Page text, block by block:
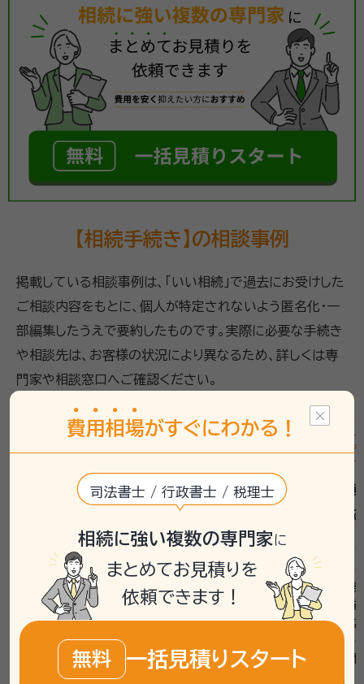
【相続手続き】の相談事例
掲載している相談事例は、「いい相続」で過去にお受けした
ご相談内容をもとに、個人が特定されないよう匿名化・一
部編集したうえで要約したものです。実際に必要な手続き
や相談先は、お客様の状況により異なるため、詳しくは専
門家や相談窓口へご確認ください。
父母の続いた相続で不動産名義
相談者は昨年11月に父を、今年2月に母を
亡くし、相続手続きを進める必要がありまし
た。不動産として家屋、宅地、畑、田んぼがあ
り、遺言書はなく、妹とともに相続人となっ
ています。特に家屋の名義を相談者と妹の
共有にできるかどうかを悩んでおり、父母の
相続をどのように進めるべきか分からない
状況でした。
故人の
書作成依
相談者は約
義変更せず
が悪くなり
続きの際、
が必要だと
を依頼でき
車のみで、
費用 相場がすぐにわかる！
司法書士 / 行政書士 / 税理士
相続に強い複数の専門家に
まとめてお見積りを
依頼できます！
無料 一括見積りスタート